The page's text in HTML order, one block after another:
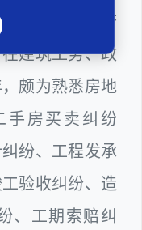
、深圳市政府
建筑工务、政
颇为熟悉房地
手房买卖纠纷
纷、工程发承
验收纠纷、造
、工期索赔纠